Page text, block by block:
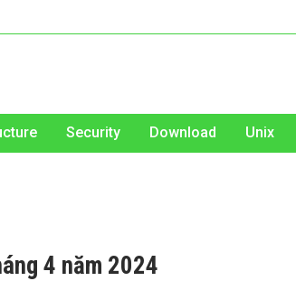
Security Download Unix
4 năm 2024